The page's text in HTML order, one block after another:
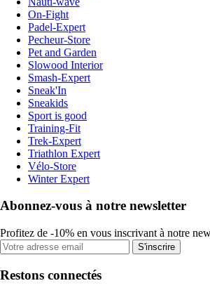
On-Fight
Padel-Expert
Pecheur-Store
Pet and Garden
Slowood Interior
Smash-Expert
Sneak'In
Sneakids
Sport is good
Training-Fit
Trek-Expert
Triathlon Expert
Vélo-Store
Winter Expert
Abonnez-vous à notre newsletter
Profitez de -10% en vous inscrivant à notre
S'inscrire
Restons connectés